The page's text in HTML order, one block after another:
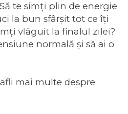
te simți plin de energie
la bun sfârșit tot ce îți
vlăguit la finalul zilei?
normală și să ai o
mai multe despre